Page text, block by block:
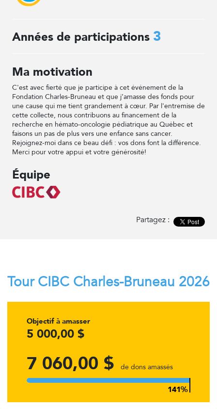
Années de participations 3
Ma motivation
C'est avec fierté que je participe à cet événement de la
Fondation Charles-Bruneau et que j’amasse des fonds pour
une cause qui me tient grandement à cœur. Par l'entremise de
cette collecte, nous contribuons au financement de la
recherche en hémato-oncologie pédiatrique au Québec et
faisons un pas de plus vers une enfance sans cancer.
Rejoignez-moi dans ce beau défi : vos dons font la différence.
Merci pour votre appui et votre générosité!
Équipe
Partagez :
Tour CIBC Charles-Bruneau 2026
Objectif à amasser
5 000,00 $
7 060,00 $ de dons amassés